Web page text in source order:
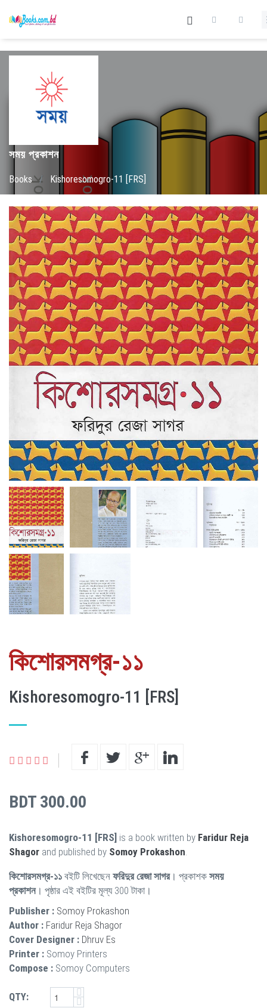
সময় প্রকাশন
Books / Kishoresomogro-11 [FRS]
কিশোরসমগ্র-১১
Kishoresomogro-11 [FRS]
BDT 300.00
Kishoresomogro-11 [FRS] is a book written by Faridur Reja
Shagor and published by Somoy Prokashon
কিশোরসমগ্র-১১ বইটি লিখেছেন ফরিদুর রেজা সাগর। প্রকাশক সময়
প্রকাশন। পৃষ্ঠার এই বইটির মূল্য 300 টাকা।
Publisher : Somoy Prokashon
Author : Faridur Reja Shagor
Cover Designer : Dhruv Es
Printer : Somoy Printers
Compose : Somoy Computers
QTY: